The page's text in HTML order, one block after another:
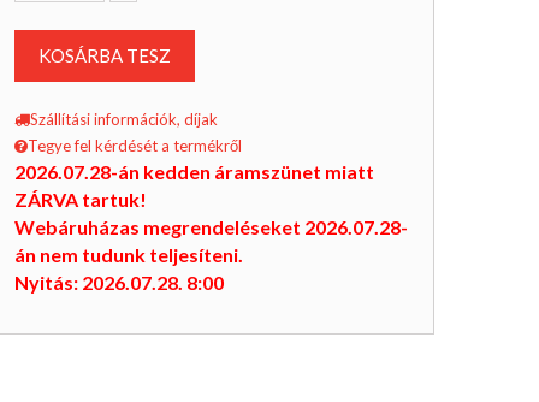
KOSÁRBA TESZ
Szállítási információk, díjak
Tegye fel kérdését a termékről
2026.07.28-án kedden áramszünet miatt
ZÁRVA tartuk!
Webáruházas megrendeléseket 2026.07.28-
án nem tudunk teljesíteni.
Nyitás: 2026.07.28. 8:00